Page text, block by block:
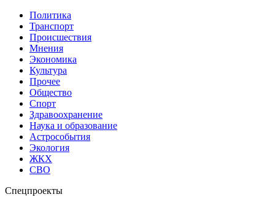
Политика
Транспорт
Происшествия
Мнения
Экономика
Культура
Прочее
Общество
Спорт
Здравоохранение
Наука и образование
Астрособытия
Экология
ЖКХ
СВО
Спецпроекты